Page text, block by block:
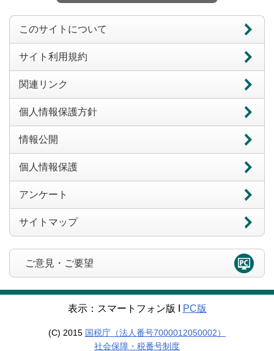
このサイトについて
サイト利用規約
関連リンク
個人情報保護方針
情報公開
個人情報保護
アンケート
サイトマップ
ご意見・ご要望
表示：スマートフォン版 Ι PC版
(C) 2015 国税庁（法人番号7000012050002）
社会保障・税番号制度